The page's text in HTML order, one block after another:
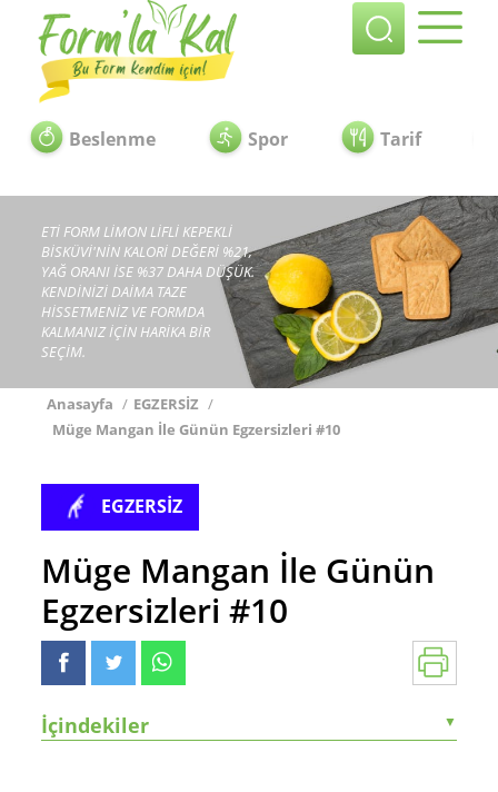
Beslenme Spor Tarif
ETİ FORM LİMON LİFLİ KEPEKLİ
BİSKÜVİ'NİN KALORİ DEĞERİ %21,
YAĞ ORANI İSE %37 DAHA DÜŞÜK.
KENDİNİZİ DAİMA TAZE
HİSSETMENİZ VE FORMDA
KALMANIZ İÇİN HARİKA BİR
SEÇİM.
Anasayfa / EGZERSİZ /
Müge Mangan İle Günün Egzersizleri #10
EGZERSİZ
Müge Mangan İle Günün
Egzersizleri #10
İçindekiler ▼